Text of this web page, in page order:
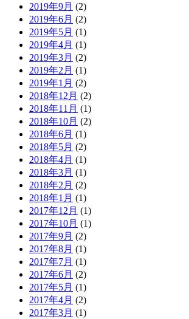
2019年9月 (2)
2019年6月 (2)
2019年5月 (1)
2019年4月 (1)
2019年3月 (2)
2019年2月 (1)
2019年1月 (2)
2018年12月 (2)
2018年11月 (1)
2018年10月 (2)
2018年6月 (1)
2018年5月 (2)
2018年4月 (1)
2018年3月 (1)
2018年2月 (2)
2018年1月 (1)
2017年12月 (1)
2017年10月 (1)
2017年9月 (2)
2017年8月 (1)
2017年7月 (1)
2017年6月 (2)
2017年5月 (1)
2017年4月 (2)
2017年3月 (1)